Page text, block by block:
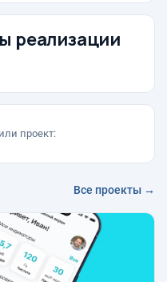
реализации
проект:
Все проекты →